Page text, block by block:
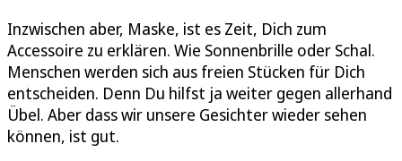
Inzwischen aber, Maske, ist es Zeit, Dich zum
Accessoire zu erklären. Wie Sonnenbrille oder Schal.
Menschen werden sich aus freien Stücken für Dich
entscheiden. Denn Du hilfst ja weiter gegen allerhand
Übel. Aber dass wir unsere Gesichter wieder sehen
können, ist gut.